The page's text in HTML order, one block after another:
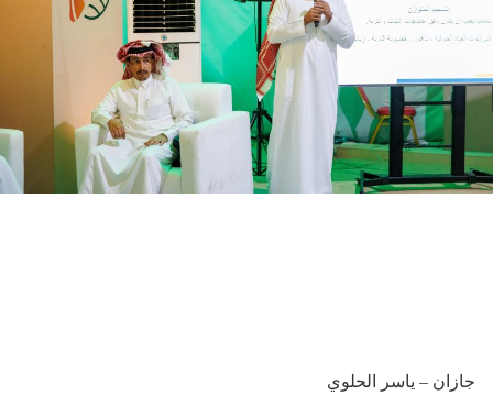
جازان – ياسر الحلوي